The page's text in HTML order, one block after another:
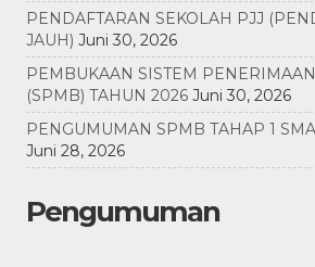
PENDAFTARAN SEKOLAH PJJ
JAUH) Juni 30, 2026
PEMBUKAAN SISTEM
(SPMB) TAHUN 2026 Juni 30, 2026
PENGUMUMAN SPMB TAHAP 1
Juni 28, 2026
Pengumuman